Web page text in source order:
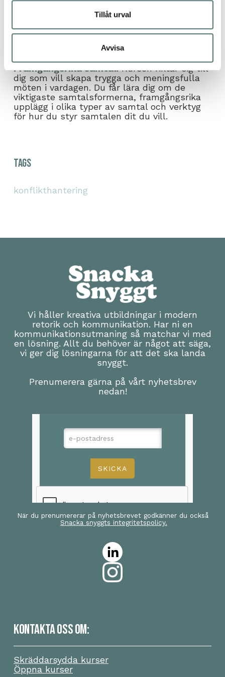
Tillåt urval
Avvisa
Vill du veta mer om de olika
konflikttyperna och hur du hanterar dem?
i Snacka Snyggt-podden.
Framgångsrika samtal. Kursen riktar sig till
dig som vill skapa trygga och meningsfulla
möten i vardagen. Du får lära dig om de
viktigaste samtalsformerna, framgångsrika
upplägg i olika typer av samtal och verktyg
för hur du styr samtalen dit du vill.
Tags
konflikthantering
Vi håller kreativa utbildningar i modern
retorik och kommunikation. Har ni en
kommunikationsutmaning så matchar vi med
en lösning. Allt du behöver är något att säga,
vi ger dig lösningarna för att det ska landa
snyggt.
Prenumerera gärna på vårt nyhetsbrev
nedan!
När du prenumererar på nyhetsbrevet godkänner du också
Snacka snyggts integritetspolicy.
KONTAKTA OSS OM:
Skräddarsydda kurser
Öppna kurser